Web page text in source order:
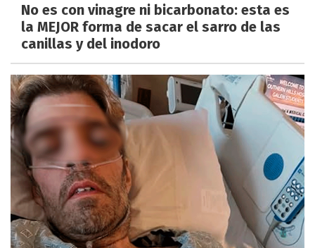
No es con vinagre ni bicarbonato: esta es
la MEJOR forma de sacar el sarro de las
canillas y del inodoro